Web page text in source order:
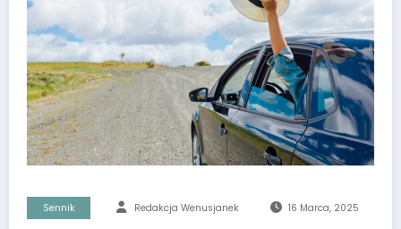
Sennik Redakcja Wenusjanek 16 Marca, 2025